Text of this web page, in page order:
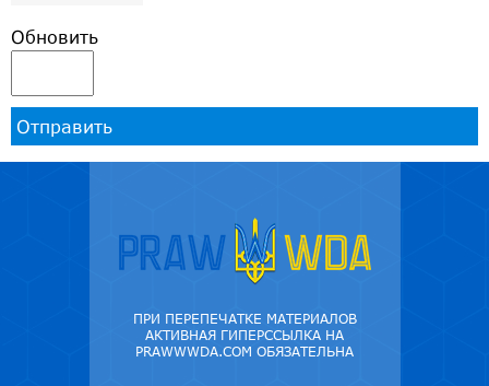
Обновить
Отправить
ПРИ ПЕРЕПЕЧАТКЕ МАТЕРИАЛОВ
АКТИВНАЯ ГИПЕРССЫЛКА НА
PRAWWWDA.COM ОБЯЗАТЕЛЬНА